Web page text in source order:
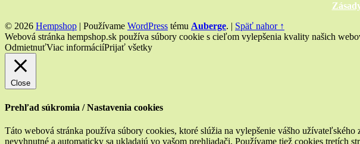
© 2026 Hempshop | Používame WordPress tému Auberge. | Späť nahor ↑
Webová stránka hempshop.sk používa súbory cookie s cieľom vylepšenia kvality našich
OdmietnuťViac informáciíPrijať všetky
Close
Prehľad súkromia / Nastavenia cookies
Táto webová stránka používa súbory cookies, ktoré slúžia na vylepšenie vášho
nevyhnutné a automaticky sa ukladajú vo vašom prehliadači. Používame tiež cookies